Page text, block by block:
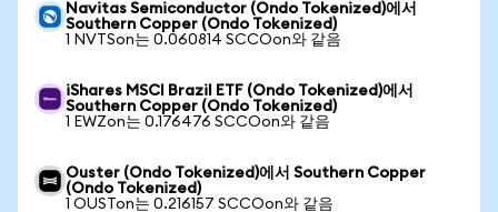
Navitas Semiconductor (Ondo Tokenized)에서
Southern Copper (Ondo Tokenized)
1 NVTSon는 0.060814 SCCOon와 같음
iShares MSCI Brazil ETF (Ondo Tokenized)에서
Southern Copper (Ondo Tokenized)
1 EWZon는 0.176476 SCCOon와 같음
Ouster (Ondo Tokenized)에서 Southern Copper
(Ondo Tokenized)
1 OUSTon는 0.216157 SCCOon와 같음